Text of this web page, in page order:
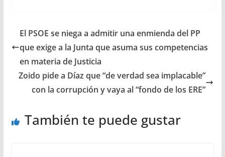
El PSOE se niega a admitir una enmienda del PP
que exige a la Junta que asuma sus competencias
en materia de Justicia
Zoido pide a Díaz que “de verdad sea implacable”
con la corrupción y vaya al “fondo de los ERE”
También te puede gustar